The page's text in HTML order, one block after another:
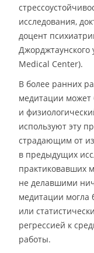
исследования,
доцент
Джорджтаунского
Medical Center).
В более ранних
медитации может
и
используют эту
страдающим от
в предыдущих
практиковавших
не делавшими
медитации могла
или
регрессией к
работы.